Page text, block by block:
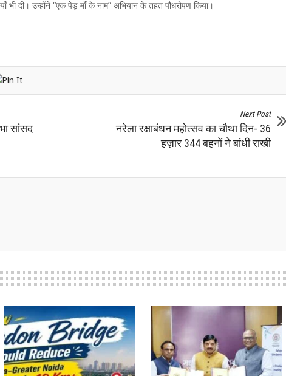
भी दी। उन्होंने “एक पेड़ माँ के नाम” अभियान के तहत पौधरोपण किया।
सांसद
Next Post
नरेला रक्षाबंधन महोत्सव का चौथा दिन- 36
हज़ार 344 बहनों ने बांधी राखी